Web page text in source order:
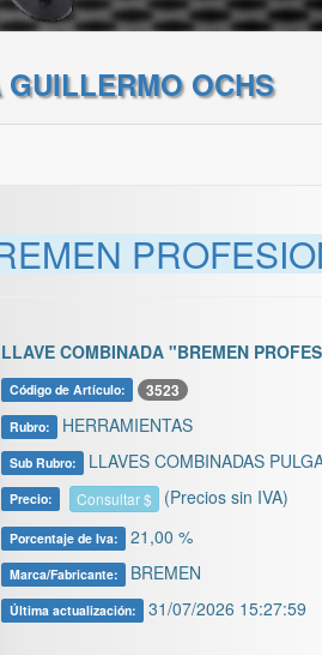
OCHS
LLAVE COMBINADA "BREMEN
Código de Artículo: 3523
Rubro: HERRAMIENTAS
Sub Rubro: LLAVES COMBINADAS
Precio: Consultar $ (Precios sin IVA)
Porcentaje de Iva: 21,00 %
Marca/Fabricante: BREMEN
Última actualización: 31/07/2026 15:27:59